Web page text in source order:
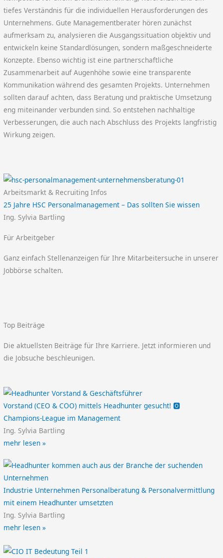
tiefes Verständnis für die individuellen Herausforderungen des
Unternehmens. Gute Managementberater hören zunächst
aufmerksam zu, analysieren die Ausgangssituation objektiv und
entwickeln keine Standardlösungen, sondern maßgeschneiderte
Konzepte. Ebenso wichtig ist eine partnerschaftliche
Zusammenarbeit auf Augenhöhe sowie eine transparente
Kommunikation während des gesamten Projekts. Unternehmen
sollten darauf achten, dass Beratung und praktische Umsetzung
eng miteinander verbunden sind. So entstehen nachhaltige
Verbesserungen, die auch nach Abschluss des Projekts langfristig
Wirkung zeigen.
Arbeitsmarkt & Recruiting Infos
25 Jahre HSC Personalmanagement – Das sollten Sie wissen
Ing. Sylvia Bartling
Für Arbeitgeber
Ganz einfach Stellenanzeigen für Ihre Mitarbeitersuche in unserer
Jobbörse schalten.
Top Beiträge
Die aktuellsten Beiträge für Ihre Karriere. Jetzt informieren und
die Jobsuche beschleunigen.
Vorstand (CEO & COO) mittels Headhunter gesucht! 🅾️
Champions-League im Management
Ing. Sylvia Bartling
mehr lesen »
Industrie Unternehmen Personalberatung & Personalvermittlung
mit einem Headhunter umsetzten
Ing. Sylvia Bartling
mehr lesen »